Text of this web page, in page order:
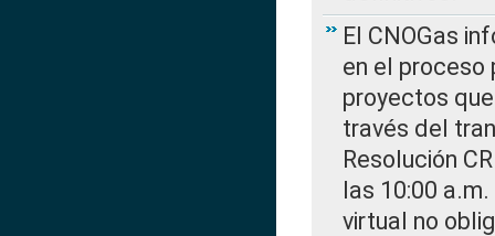
El CNOGas
en el proceso
proyectos
través del
Resolución
las 10:00
virtual no